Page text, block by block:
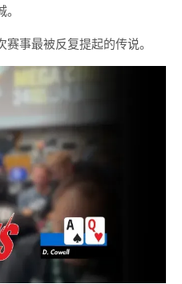
事最被反复提起的传说。